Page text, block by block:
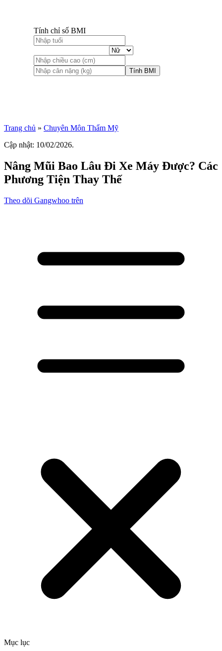
Tính chỉ số BMI
Tính BMI
Trang chủ » Chuyên Môn Thẩm Mỹ
Cập nhật: 10/02/2026.
Nâng Mũi Bao Lâu Đi Xe Máy Được? Các
Phương Tiện Thay Thế
Theo dõi Gangwhoo trên
Mục lục